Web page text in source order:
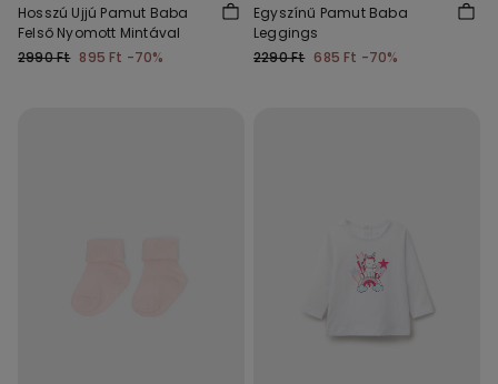
Hosszú Ujjú Pamut Baba
Felső Nyomott Mintával
2990 Ft 895 Ft -70%
Egyszínű Pamut Baba
Leggings
2290 Ft 685 Ft -70%